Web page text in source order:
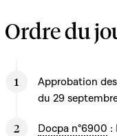
Ordre du
Approbation
du 29
Docpa n°6900 :